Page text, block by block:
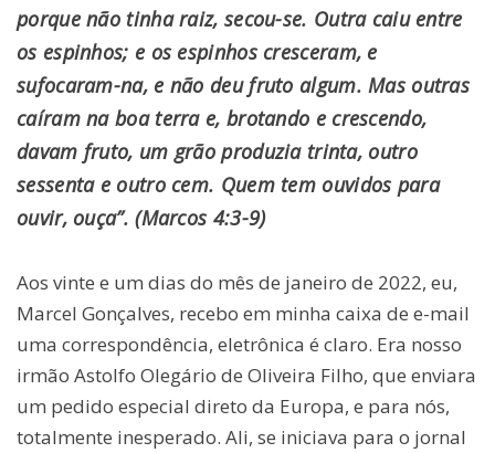
porque não tinha raiz, secou-se. Outra caiu entre
os espinhos; e os espinhos cresceram, e
sufocaram-na, e não deu fruto algum. Mas outras
caíram na boa terra e, brotando e crescendo,
davam fruto, um grão produzia trinta, outro
sessenta e outro cem. Quem tem ouvidos para
ouvir, ouça”. (Marcos 4:3-9)
Aos vinte e um dias do mês de janeiro de 2022, eu,
Marcel Gonçalves, recebo em minha caixa de e-mail
uma correspondência, eletrônica é claro. Era nosso
irmão Astolfo Olegário de Oliveira Filho, que enviara
um pedido especial direto da Europa, e para nós,
totalmente inesperado. Ali, se iniciava para o jornal